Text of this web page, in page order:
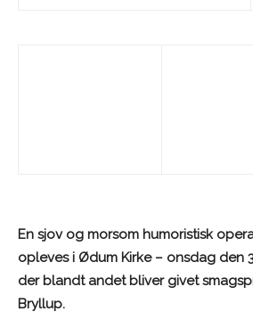
En sjov og morsom humoristisk
opleves i Ødum Kirke – onsdag den
der blandt andet bliver givet
Bryllup.